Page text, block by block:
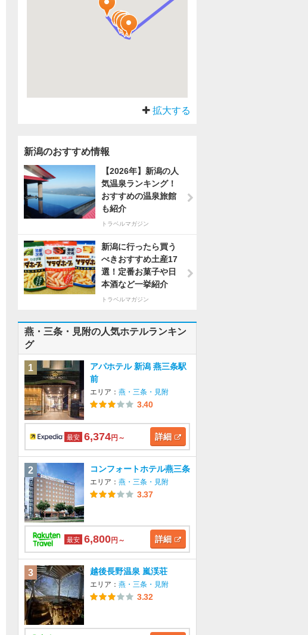
拡大する
新潟のおすすめ情報
【2026年】新潟の人
気温泉ランキング！
おすすめの温泉旅館
も紹介
トラベルマガジン
新潟に行ったら買う
べきおすすめ土産17
選！定番お菓子や日
本酒など一挙紹介
トラベルマガジン
燕・三条・見附の人気ホテルランキン
グ
1
アパホテル 新潟 燕三条駅
前
エリア： 燕・三条・見附
3.40
最安 6,374円～ 詳細
2 コンフォートホテル燕三条
エリア： 燕・三条・見附
3.37
最安 6,800円～ 詳細
3 越後長野温泉 嵐渓荘
エリア： 燕・三条・見附
3.32